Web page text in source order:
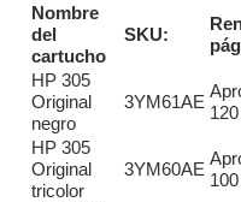
Nombre
del
cartucho
SKU:
HP 305
Original
negro
3YM61AE
HP 305
Original
tricolor
3YM60AE